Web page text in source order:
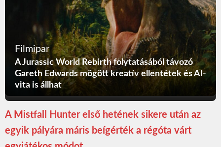
Filmipar
A Jurassic World Rebirth folytatásából távozó
Gareth Edwards mögött kreatív ellentétek és AI-
vita is állhat
A Mistfall Hunter első hetének sikere után az
egyik pályára máris beígérték a régóta várt